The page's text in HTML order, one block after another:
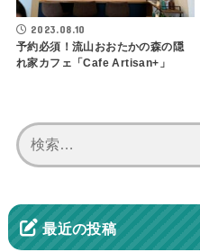
2023.08.10
予約必須！流山おおたかの森の隠
れ家カフェ「Cafe Artisan+」
最近の投稿